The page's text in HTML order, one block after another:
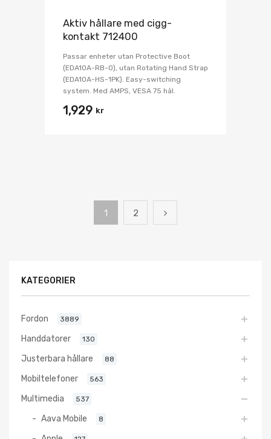
Aktiv hållare med cigg-
kontakt 712400
Passar enheter utan Protective Boot
(EDA10A-RB-0), utan Rotating Hand Strap
(EDA10A-HS-1PK). Easy-switching
system. Med AMPS, VESA 75 hål.
1,929 kr
1 2
KATEGORIER
Fordon 3889
Handdatorer 130
Justerbara hållare 88
Mobiltelefoner 563
Multimedia 537
Aava Mobile 8